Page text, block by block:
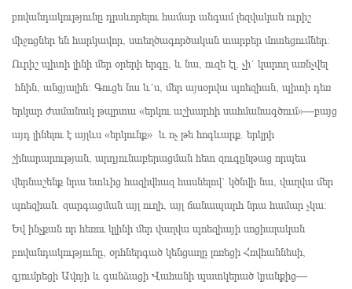
բովանդակությունը դրսևորելու համար անգամ լեզվական ուրիշ
միջոցներ են հարկավոր, ստեղծագործական տարբեր մոտեցումներ։
Ուրիշ պիտի լինի մեր օրերի երգը, և նա, ուզե էլ, չի´ կարող առնչվել
հնին, անցյալին։ Գուցե նա և´ս, մեր այսօրվա պոեզիան, պիտի դեռ
երկար ժամանակ թպրտա «երկու աշխարհի սահմանագծում»—բայց
այդ լինելու է այլևս «երկունք» և ոչ թե հոգևարք. երկրի
շինարարության, արդյունաբերացման հետ զուգընթաց որպես
վերնաշենք նրա ետևից հազիվհազ հասնելով` կծնվի նա, վաղվա մեր
պոեզիան. զարգացման այլ ուղի, այլ ճանապարհ նրա համար չկա։
Եվ ինչքան որ հեռու կլինի մեր վաղվա պոեզիայի սոցիալական
բովանդակությունը, օրհներգած կենցաղը լոռեցի Հովհաննեսի,
գյումրեցի Ավոյի և գանձացի Վահանի պատկերած կյանքից—